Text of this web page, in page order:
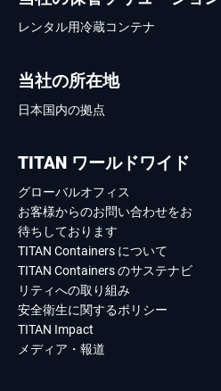
レンタル用冷蔵コンテナ
当社の所在地
日本国内の拠点
TITAN ワールドワイド
グローバルオフィス
お客様からのお問い合わせをお
待ちしております
TITAN Containers について
TITAN Containers のサステナビ
リティへの取り組み
安全衛生に関するポリシー
TITAN Impact
メディア・報道